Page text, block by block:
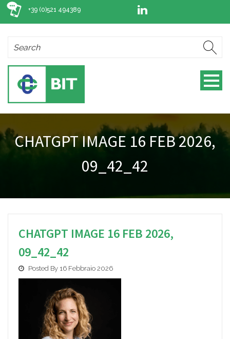
+39 (0)521 494389
CHATGPT IMAGE 16 FEB 2026,
09_42_42
CHATGPT IMAGE 16 FEB 2026,
09_42_42
Posted By 16 Febbraio 2026